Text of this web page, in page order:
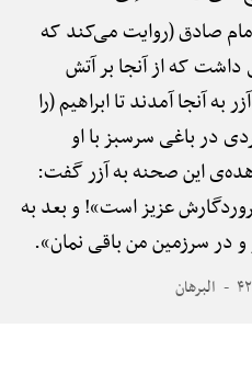
صادق (روایت می‌کند که
داشت که از آنجا بر آتش
آنجا آمدند تا ابراهیم (را
در باغی سرسبز با او
این صحنه به آزر گفت:
عزیز است»! و بعد به
در سرزمین من باقی نمان».
البرهان